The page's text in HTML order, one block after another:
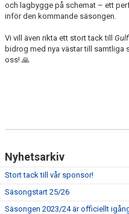
och lagbygge på schemat – ett
inför den kommande säsongen.
Vi vill även rikta ett stort tack till
bidrog med nya västar till samtliga
oss! 🙏
Nyhetsarkiv
Stort tack till vår sponsor!
Säsongstart 25/26
Säsongen 2023/24 är officiellt